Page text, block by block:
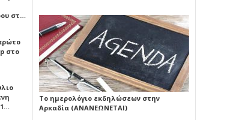
στ…
στο
Το ημερολόγιο εκδηλώσεων στην
Αρκαδία (ΑΝΑΝΕΩΝΕΤΑΙ)